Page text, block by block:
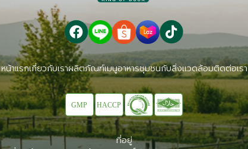
หน้าแรกเกี่ยวกับเราผลิตภัณฑ์เมนูอาหารชุมชนกับสิ่งเเวดล้อมติดต่อเรา
ที่อยู่